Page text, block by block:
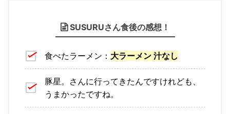
SUSURUさん食後の感想！
食べたラーメン： 大ラーメン 汁なし
豚星。さんに行ってきたんですけれども、
うまかったですね。